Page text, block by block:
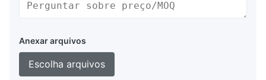
Anexar arquivos
Escolha arquivos